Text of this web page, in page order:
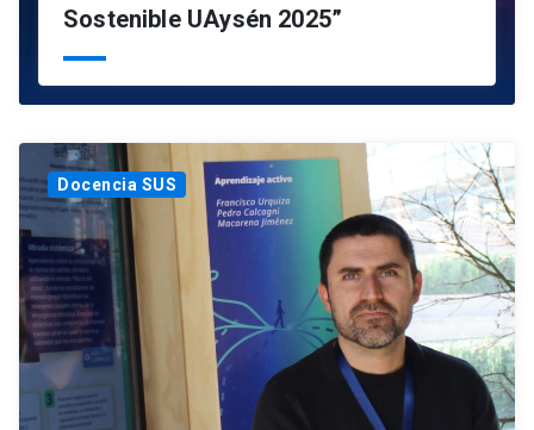
Sostenible UAysén 2025”
Docencia SUS